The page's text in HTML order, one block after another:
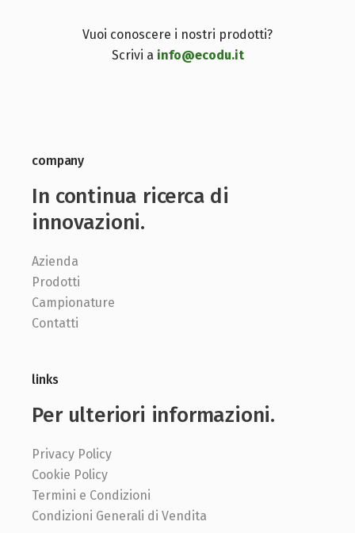
Vuoi conoscere i nostri prodotti?
Scrivi a info@ecodu.it
company
In continua ricerca di
innovazioni.
Azienda
Prodotti
Campionature
Contatti
links
Per ulteriori informazioni.
Privacy Policy
Cookie Policy
Termini e Condizioni
Condizioni Generali di Vendita